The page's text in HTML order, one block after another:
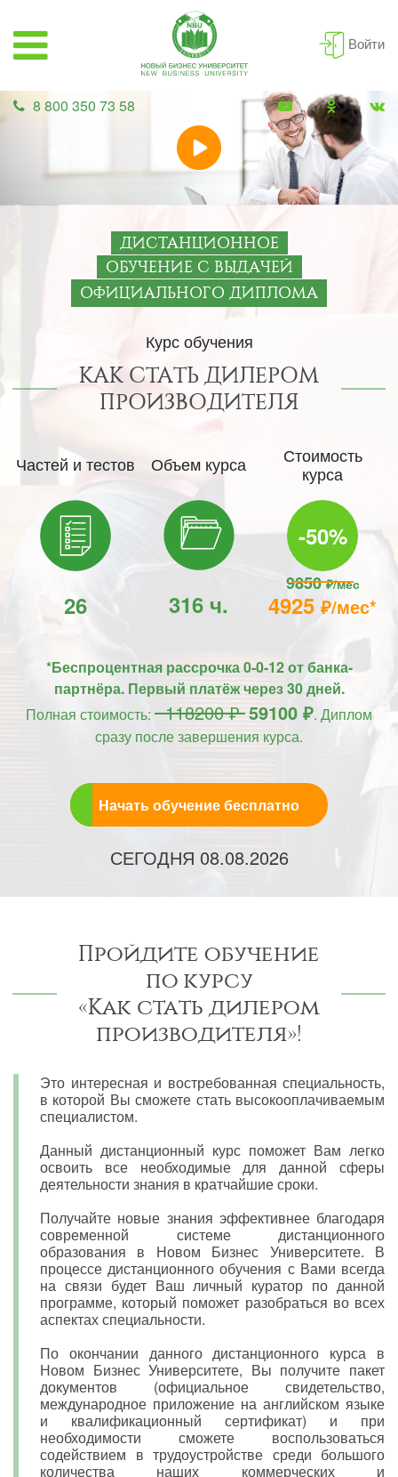
Войти
8 800 350 73 58
ДИСТАНЦИОННОЕ
ОБУЧЕНИЕ С ВЫДАЧЕЙ
ОФИЦИАЛЬНОГО ДИПЛОМА
Курс обучения
КАК СТАТЬ ДИЛЕРОМ
ПРОИЗВОДИТЕЛЯ
Частей и тестов
26
Объем курса
316 ч.
Стоимость
курса
-50%
9850₽/мес
4925₽/мес*
*Беспроцентная рассрочка 0-0-12 от банка-
партнёра. Первый платёж через 30 дней.
Полная стоимость: 118200 ₽59100 ₽. Диплом
сразу после завершения курса.
Начать обучение бесплатно
СЕГОДНЯ 08.08.2026
Пройдите обучение
по курсу
«Как стать дилером
производителя»!
Это интересная и востребованная специальность,
в которой Вы сможете стать высокооплачиваемым
специалистом.
Данный дистанционный курс поможет Вам легко
освоить все необходимые для данной сферы
деятельности знания в кратчайшие сроки.
Получайте новые знания эффективнее благодаря
современной системе дистанционного
образования в Новом Бизнес Университете. В
процессе дистанционного обучения с Вами всегда
на связи будет Ваш личный куратор по данной
программе, который поможет разобраться во всех
аспектах специальности.
По окончании данного дистанционного курса в
Новом Бизнес Университете, Вы получите пакет
документов (официальное свидетельство,
международное приложение на английском языке
и квалификационный сертификат) и при
необходимости сможете воспользоваться
содействием в трудоустройстве среди большого
количества наших коммерческих и